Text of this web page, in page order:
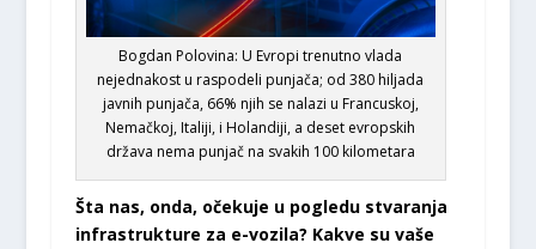
Bogdan Polovina: U Evropi trenutno vlada
nejednakost u raspodeli punjača; od 380 hiljada
javnih punjača, 66% njih se nalazi u Francuskoj,
Nemačkoj, Italiji, i Holandiji, a deset evropskih
država nema punjač na svakih 100 kilometara
Šta nas, onda, očekuje u pogledu stvaranja
infrastrukture za e-vozila? Kakve su vaše